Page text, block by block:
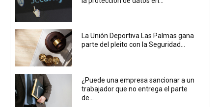
La Unión Deportiva Las Palmas gana
parte del pleito con la Seguridad...
¿Puede una empresa sancionar a un
trabajador que no entrega el parte
de...